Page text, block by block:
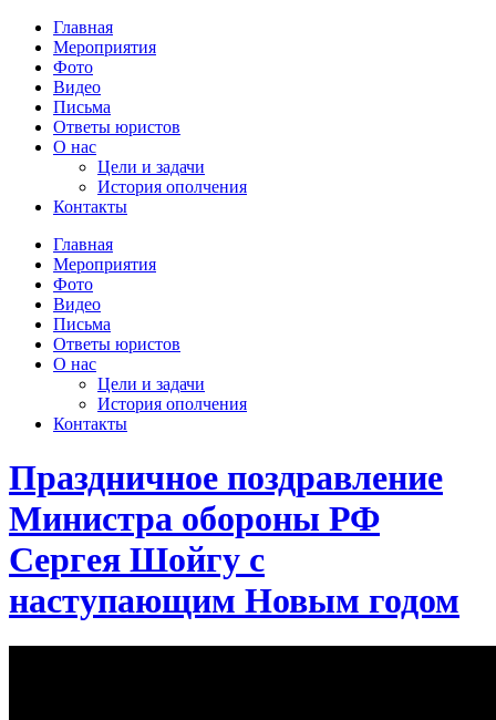
Главная
Мероприятия
Фото
Видео
Письма
Ответы юристов
О нас
Цели и задачи
История ополчения
Контакты
Главная
Мероприятия
Фото
Видео
Письма
Ответы юристов
О нас
Цели и задачи
История ополчения
Контакты
Праздничное поздравление
Министра обороны РФ
Сергея Шойгу с
наступающим Новым годом